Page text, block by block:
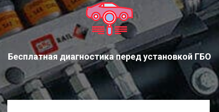
Бесплатная диагностика перед установкой ГБО